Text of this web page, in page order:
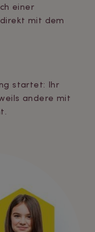
einer
mit dem
startet: Ihr
andere mit